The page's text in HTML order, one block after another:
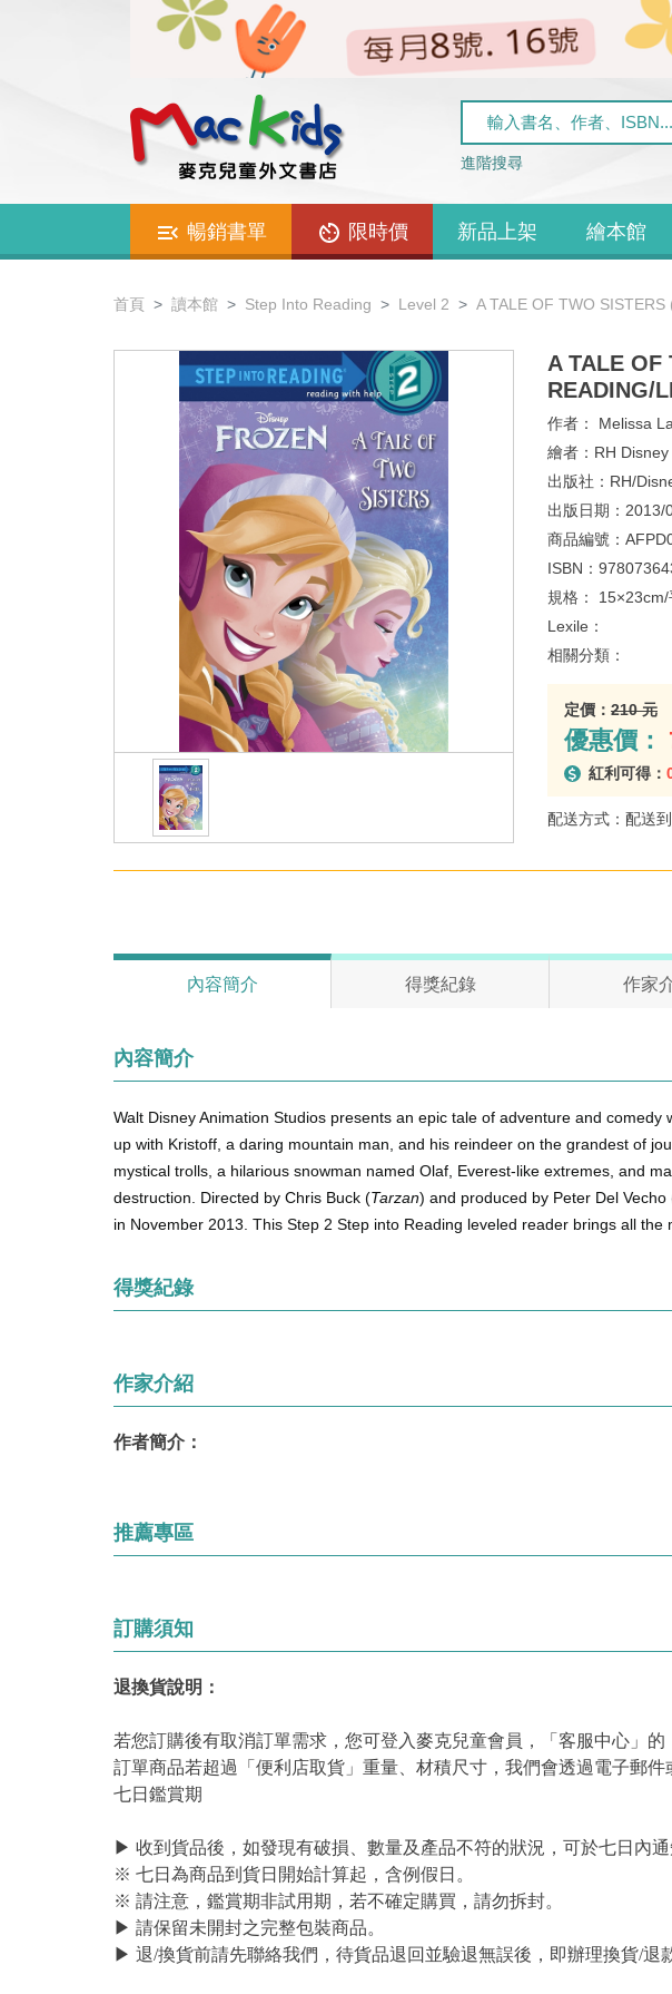
進階搜尋
暢銷書單 限時價 新品上架 繪本館
首頁 讀本館 Step Into Reading Level 2 A TALE OF TWO
A TALE OF
READING/
作者： Melissa
繪者： RH Disney
出版社： RH/
出版日期： 2013/
商品編號：
ISBN：
規格：
Lexile：
相關分類：
定價： 210 元
優惠價：
紅利可得：
配送方式：配送
內容簡介 得獎紀錄 作家
內容簡介
Walt Disney Animation Studios presents an epic tale of adventure and comedy
up with Kristoff, a daring mountain man, and his reindeer on the grandest of
mystical trolls, a hilarious snowman named Olaf, Everest-like extremes, and
destruction. Directed by Chris Buck (Tarzan) and produced by Peter Del Vecho
in November 2013. This Step 2 Step into Reading leveled reader brings all
得獎紀錄
作家介紹
作者簡介：
推薦專區
訂購須知
退換貨說明：
若您訂購後有取消訂單需求，您可登入麥克兒童會員，「客服中心」
訂單商品若超過「便利店取貨」重量、材積尺寸，我們會透過電子郵
七日鑑賞期
▶ 收到貨品後，如發現有破損、數量及產品不符的狀況，可於七日內通
※ 七日為商品到貨日開始計算起，含例假日。
※ 請注意，鑑賞期非試用期，若不確定購買，請勿拆封。
▶ 請保留未開封之完整包裝商品。
▶ 退/換貨前請先聯絡我們，待貨品退回並驗退無誤後，即辦理換貨/退